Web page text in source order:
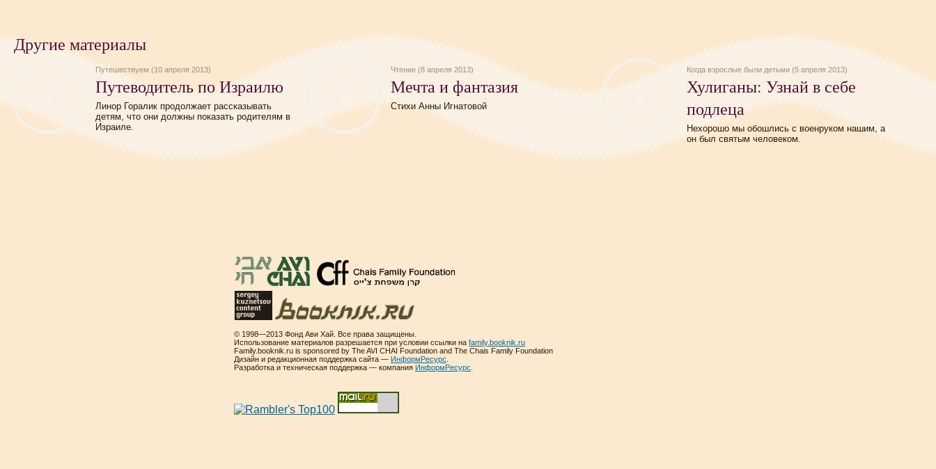
Другие материалы
Путешествуем (10 апреля 2013)
Путеводитель по Израилю
Линор Горалик продолжает рассказывать
детям, что они должны показать родителям в
Израиле.
Чтение (8 апреля 2013)
Мечта и фантазия
Стихи Анны Игнатовой
Когда взрослые были детьми (5 апреля 2013)
Хулиганы: Узнай в себе
подлеца
Нехорошо мы обошлись с военруком нашим, а
он был святым человеком.
© 1998—2013 Фонд Ави Хай. Все права защищены.
Использование материалов разрешается при условии ссылки на family.booknik.ru
Family.booknik.ru is sponsored by The AVI CHAI Foundation and The Chais Family Foundation
Дизайн и редакционная поддержка сайта — ИнформРесурс
Разработка и техническая поддержка — компания ИнформРесурс